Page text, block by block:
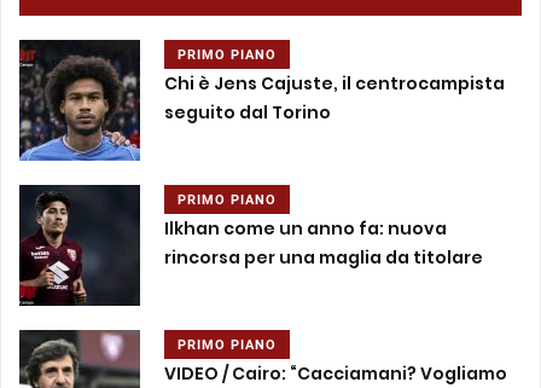
PRIMO PIANO
Chi è Jens Cajuste, il centrocampista
seguito dal Torino
PRIMO PIANO
Ilkhan come un anno fa: nuova
rincorsa per una maglia da titolare
PRIMO PIANO
VIDEO / Cairo: “Cacciamani? Vogliamo